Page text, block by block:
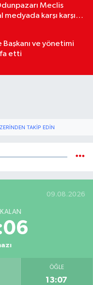
Meclis
medyada karşı karşıya
Başkanı ve yönetimi
etti
TAKIP EDIN
09.08.2026
ÖĞLE
13:07